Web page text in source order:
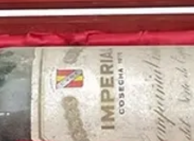
esposa del príncipe
estadounidense
Puedes encontrar
de1981y otros años
nuestro blog: https://